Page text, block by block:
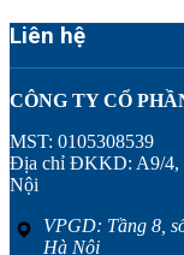
Liên hệ
CÔNG TY CỔ
MST: 0105308539
Địa chỉ ĐKKD: A9/4,
Nội
VPGD: Tầng 8,
Hà Nội